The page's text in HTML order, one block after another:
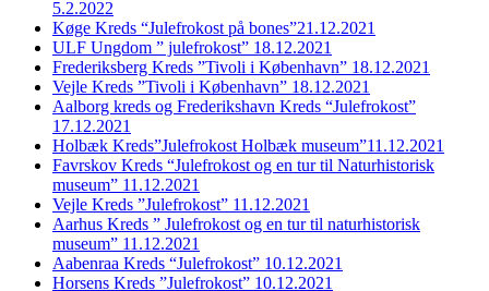
5.2.2022
Køge Kreds “Julefrokost på bones”21.12.2021
ULF Ungdom ” julefrokost” 18.12.2021
Frederiksberg Kreds ”Tivoli i København” 18.12.2021
Vejle Kreds ”Tivoli i København” 18.12.2021
Aalborg kreds og Frederikshavn Kreds “Julefrokost”
17.12.2021
Holbæk Kreds”Julefrokost Holbæk museum”11.12.2021
Favrskov Kreds “Julefrokost og en tur til Naturhistorisk
museum” 11.12.2021
Vejle Kreds ”Julefrokost” 11.12.2021
Aarhus Kreds ” Julefrokost og en tur til naturhistorisk
museum” 11.12.2021
Aabenraa Kreds “Julefrokost” 10.12.2021
Horsens Kreds ”Julefrokost” 10.12.2021